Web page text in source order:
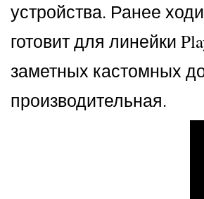
устройства. Ранее
готовит для линейки
заметных кастомных
производительная.